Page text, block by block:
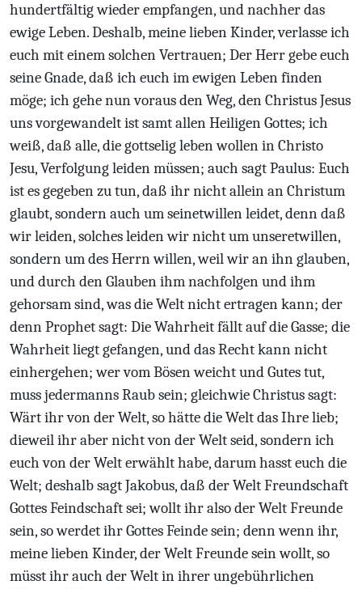
hundertfältig wieder empfangen, und nachher das
ewige Leben. Deshalb, meine lieben Kinder, verlasse ich
euch mit einem solchen Vertrauen; Der Herr gebe euch
seine Gnade, daß ich euch im ewigen Leben finden
möge; ich gehe nun voraus den Weg, den Christus Jesus
uns vorgewandelt ist samt allen Heiligen Gottes; ich
weiß, daß alle, die gottselig leben wollen in Christo
Jesu, Verfolgung leiden müssen; auch sagt Paulus: Euch
ist es gegeben zu tun, daß ihr nicht allein an Christum
glaubt, sondern auch um seinetwillen leidet, denn daß
wir leiden, solches leiden wir nicht um unseretwillen,
sondern um des Herrn willen, weil wir an ihn glauben,
und durch den Glauben ihm nachfolgen und ihm
gehorsam sind, was die Welt nicht ertragen kann; der
denn Prophet sagt: Die Wahrheit fällt auf die Gasse; die
Wahrheit liegt gefangen, und das Recht kann nicht
einhergehen; wer vom Bösen weicht und Gutes tut,
muss jedermanns Raub sein; gleichwie Christus sagt:
Wärt ihr von der Welt, so hätte die Welt das Ihre lieb;
dieweil ihr aber nicht von der Welt seid, sondern ich
euch von der Welt erwählt habe, darum hasst euch die
Welt; deshalb sagt Jakobus, daß der Welt Freundschaft
Gottes Feindschaft sei; wollt ihr also der Welt Freunde
sein, so werdet ihr Gottes Feinde sein; denn wenn ihr,
meine lieben Kinder, der Welt Freunde sein wollt, so
müsst ihr auch der Welt in ihrer ungebührlichen